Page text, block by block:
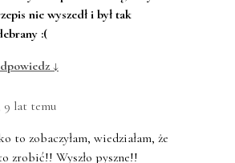
nie wyszedł i był tak
:(
↓
9 lat temu
to zobaczyłam, wiedziałam, że
zrobić!! Wyszło pyszne!!